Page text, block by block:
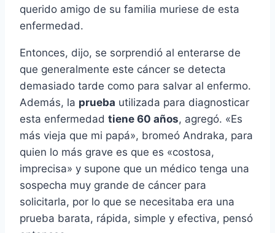
querido amigo de su familia muriese de esta
enfermedad.
Entonces, dijo, se sorprendió al enterarse de
que generalmente este cáncer se detecta
demasiado tarde como para salvar al enfermo.
Además, la prueba utilizada para diagnosticar
esta enfermedad tiene 60 años, agregó. «Es
más vieja que mi papá», bromeó Andraka, para
quien lo más grave es que es «costosa,
imprecisa» y supone que un médico tenga una
sospecha muy grande de cáncer para
solicitarla, por lo que se necesitaba era una
prueba barata, rápida, simple y efectiva, pensó